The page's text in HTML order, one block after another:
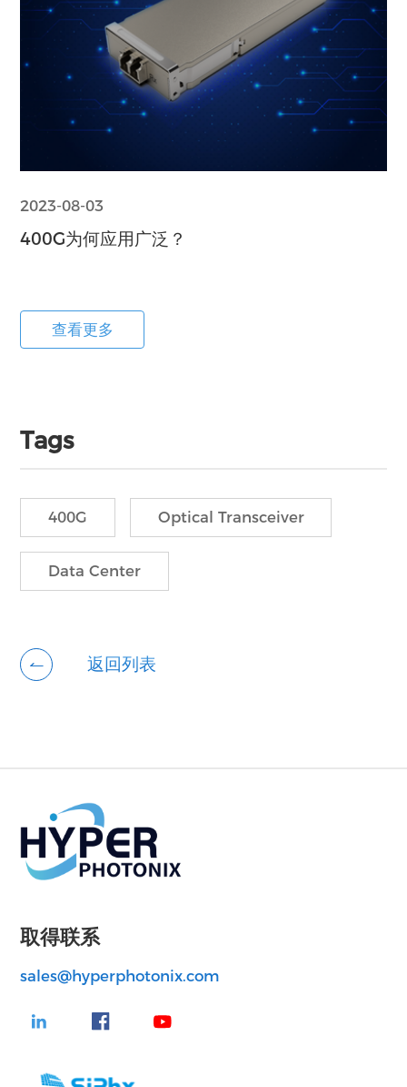
2023-08-03
400G为何应用广泛？
查看更多
Tags
400G Optical Transceiver
Data Center
返回列表
取得联系
sales@hyperphotonix.com